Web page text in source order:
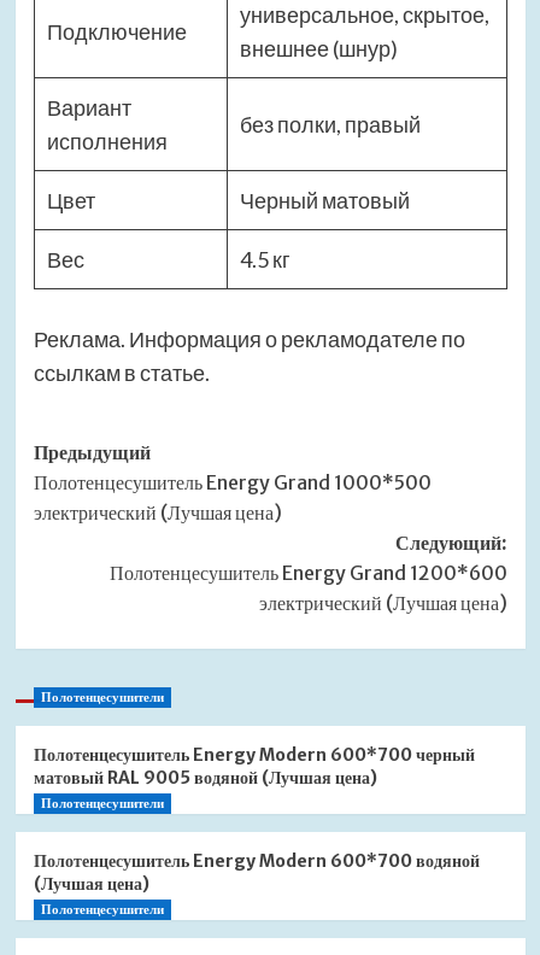
Подключение
универсальное, скрытое,
внешнее (шнур)
Вариант
исполнения
без полки, правый
Цвет Черный матовый
Вес 4.5 кг
Реклама. Информация о рекламодателе по
ссылкам в статье.
Навигация
записи
Предыдущий
Полотенцесушитель Energy Grand 1000*500
электрический (Лучшая цена)
Следующий:
Полотенцесушитель Energy Grand 1200*600
электрический (Лучшая цена)
Полотенцесушители
Полотенцесушитель Energy Modern 600*700 черный
матовый RAL 9005 водяной (Лучшая цена)
Полотенцесушители
Полотенцесушитель Energy Modern 600*700 водяной
(Лучшая цена)
Полотенцесушители